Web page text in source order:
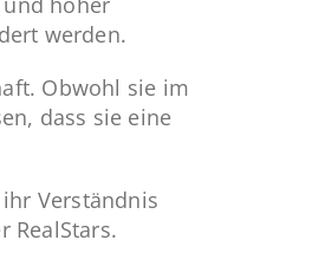
werden.
Obwohl sie im
dass sie eine
Verständnis
RealStars.